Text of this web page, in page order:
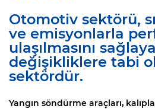
Otomotiv sektörü,
ve emisyonlarla
ulaşılmasını
değişikliklere tabi
sektördür.
Yangın söndürme araçları,